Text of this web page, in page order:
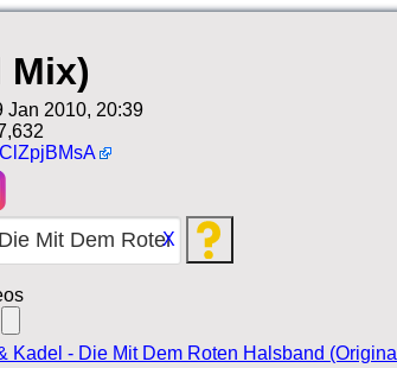
Mix)
Jan 2010, 20:39
X
Kadel - Die Mit Dem Roten Halsband (Original